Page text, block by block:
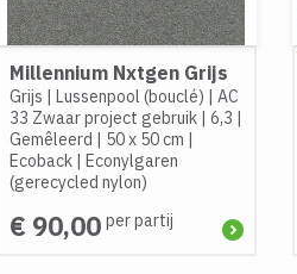
Millennium Nxtgen Grijs
Grijs | Lussenpool (bouclé) | AC
33 Zwaar project gebruik| 6,3 |
Gemêleerd | 50 x 50 cm |
Ecoback| Econylgaren
(gerecycled nylon)
€ 90,00 per partij